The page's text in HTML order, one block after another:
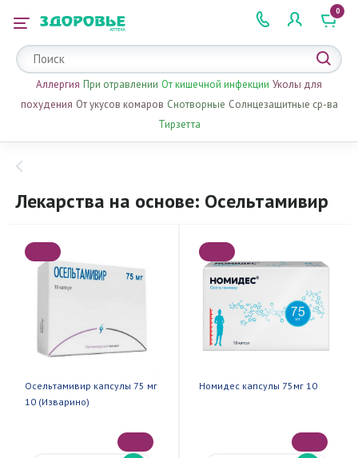
2 505 505
0
Аллергия При отравлении От кишечной инфекции Уколы для
похудения От укусов комаров Снотворные Солнцезащитные ср-ва
Тирзетта
Лекарства на основе: Осельтамивир
Осельтамивир капсулы 75 мг
10 (Изварино)
Номидес капсулы 75мг 10